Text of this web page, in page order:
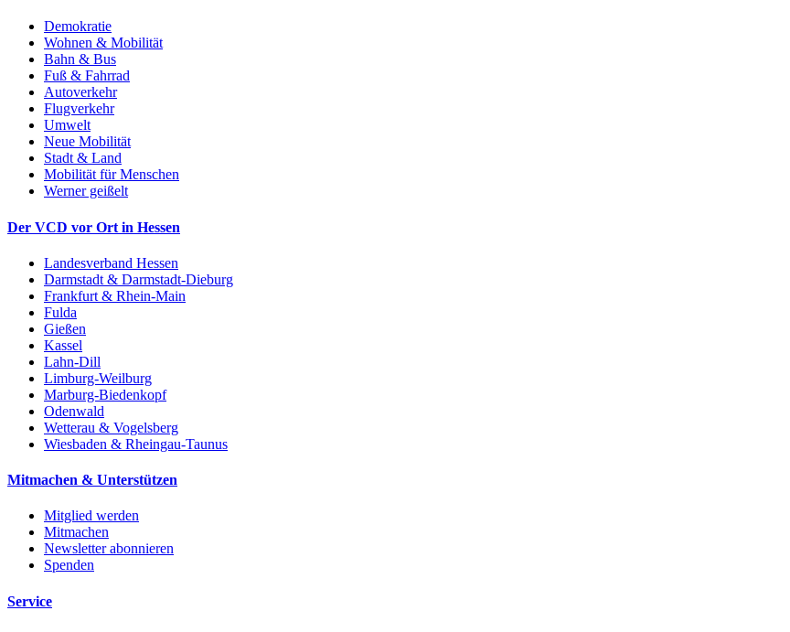
Demokratie
Wohnen & Mobilität
Bahn & Bus
Fuß & Fahrrad
Autoverkehr
Flugverkehr
Umwelt
Neue Mobilität
Stadt & Land
Mobilität für Menschen
Werner geißelt
Der VCD vor Ort in Hessen
Landesverband Hessen
Darmstadt & Darmstadt-Dieburg
Frankfurt & Rhein-Main
Fulda
Gießen
Kassel
Lahn-Dill
Limburg-Weilburg
Marburg-Biedenkopf
Odenwald
Wetterau & Vogelsberg
Wiesbaden & Rheingau-Taunus
Mitmachen & Unterstützen
Mitglied werden
Mitmachen
Newsletter abonnieren
Spenden
Service